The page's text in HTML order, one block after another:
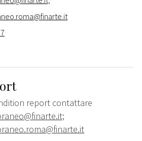
report contattare